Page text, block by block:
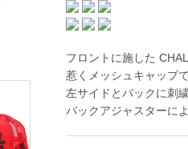
フロントに施した
惹くメッシュキャップで
左サイドとバックに刺
バックアジャスターに